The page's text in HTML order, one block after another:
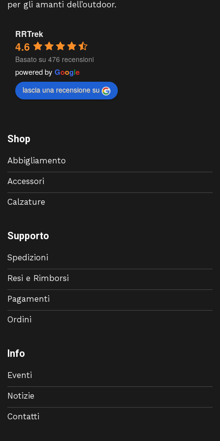
per gli amanti dell’outdoor.
RRTrek
4.6
Basato su 476 recensioni
powered by Google
lascia una recensione su
Shop
Abbigliamento
Accessori
Calzature
Supporto
Spedizioni
Resi e Rimborsi
Pagamenti
Ordini
Info
Eventi
Notizie
Contatti